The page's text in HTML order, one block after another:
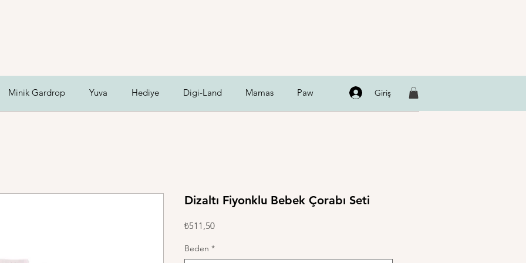
Minik Gardrop Yuva Hediye Digi-Land Mamas Paw Giriş
Dizaltı Fiyonklu Bebek Çorabı Seti
₺511,50Fiyat
Beden *